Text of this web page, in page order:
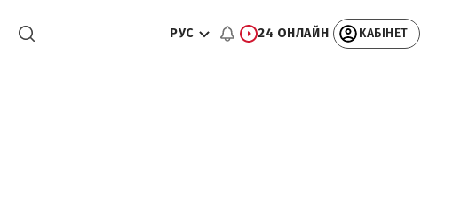
РУС 24 ОНЛАЙН КАБІНЕТ